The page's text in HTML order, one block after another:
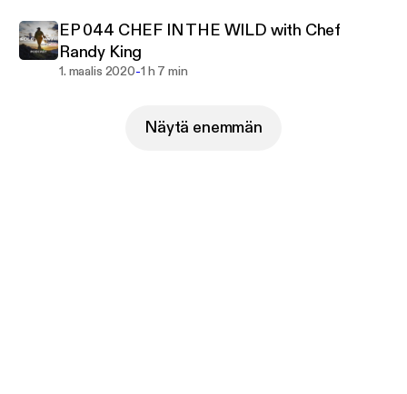
EP 044 CHEF IN THE WILD with Chef
Randy King
1. maalis 2020-1 h 7 min
Näytä enemmän